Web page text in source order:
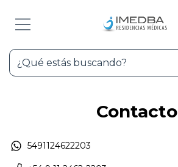
Contacto
5491124622203